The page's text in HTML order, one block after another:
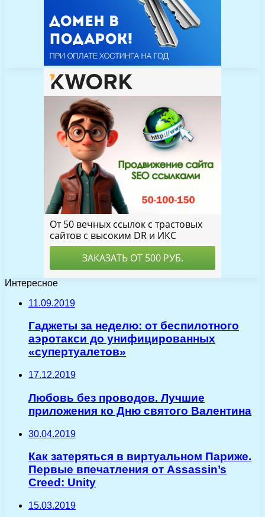
Интересное
11.09.2019
Гаджеты за неделю: от беспилотного
аэротакси до унифицированных
«супертуалетов»
17.12.2019
Любовь без проводов. Лучшие
приложения ко Дню святого Валентина
30.04.2019
Как затеряться в виртуальном Париже.
Первые впечатления от Assassin’s
Creed: Unity
15.03.2019